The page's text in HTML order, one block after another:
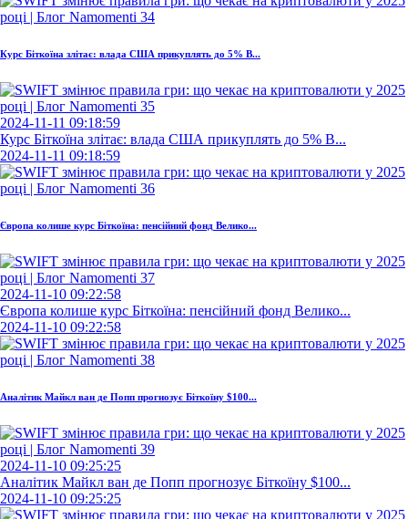
Курс Біткоїна злітає: влада США прикуплять до 5% B...
2024-11-11 09:18:59
Курс Біткоїна злітає: влада США прикуплять до 5% B...
2024-11-11 09:18:59
Європа колише курс Біткоїна: пенсійний фонд Велико...
2024-11-10 09:22:58
Європа колише курс Біткоїна: пенсійний фонд Велико...
2024-11-10 09:22:58
Аналітик Майкл ван де Попп прогнозує Біткоїну $100...
2024-11-10 09:25:25
Аналітик Майкл ван де Попп прогнозує Біткоїну $100...
2024-11-10 09:25:25